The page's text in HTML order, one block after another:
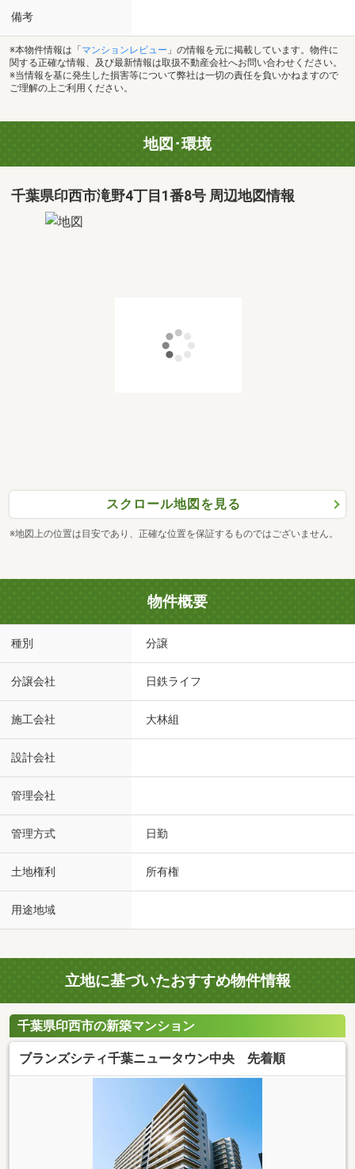
備考
※本物件情報は「 マンションレビュー 」の情報を元に掲載しています。物件に
関する正確な情報、及び最新情報は取扱不動産会社へお問い合わせください。
※当情報を基に発生した損害等について弊社は一切の責任を負いかねますので
ご理解の上ご利用ください。
地図･環境
千葉県印西市滝野4丁目1番8号 周辺地図情報
スクロール地図を見る
※地図上の位置は目安であり、正確な位置を保証するものではございません。
物件概要
種別 分譲
分譲会社 日鉄ライフ
施工会社 大林組
設計会社
管理会社
管理方式 日勤
土地権利 所有権
用途地域
立地に基づいたおすすめ物件情報
千葉県印西市の新築マンション
ブランズシティ千葉ニュータウン中央 先着順